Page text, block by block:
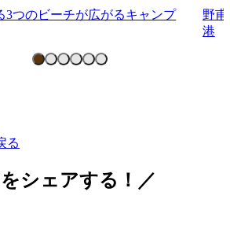
3つのビーチが広がるキャンプ
野
港
る
シェアする！／